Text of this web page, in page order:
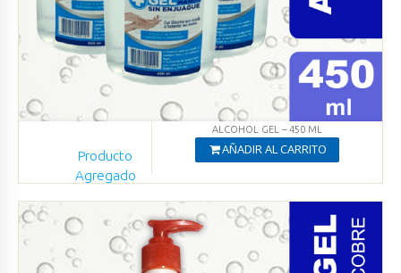
ALCOHOL GEL – 450 ML
AÑADIR AL CARRITO
Producto
Agregado